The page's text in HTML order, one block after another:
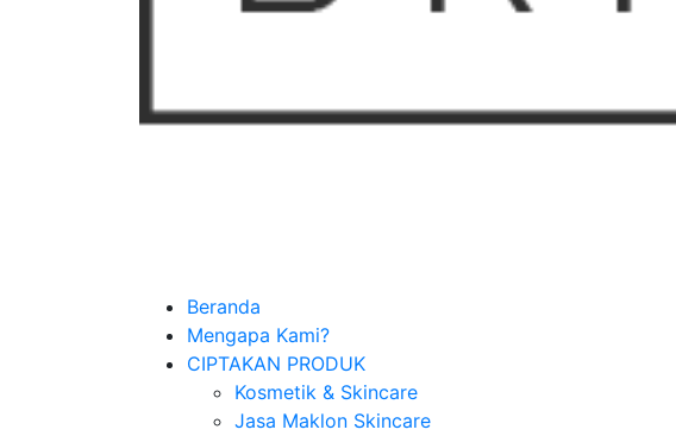
Beranda
Mengapa Kami?
CIPTAKAN PRODUK
Kosmetik & Skincare
Jasa Maklon Skincare